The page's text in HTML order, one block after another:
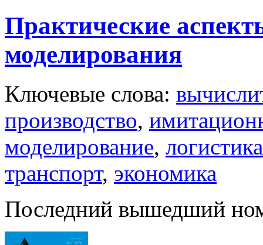
Практические
моделирования
Ключевые слова:
производство,
моделирование, логистика
транспорт, экономика
Последний вышедший